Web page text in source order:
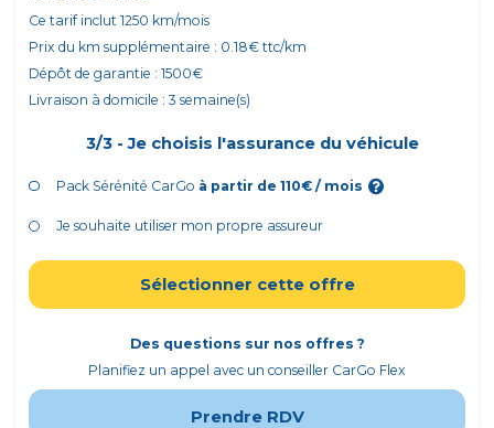
Ce tarif inclut1250 km/mois
Prix du km supplémentaire : 0.18€ ttc/km
Dépôt de garantie :1500€
Livraison à domicile :3 semaine(s)
3/3 - Je choisis l'assurance du véhicule
Pack Sérénité CarGo à partir de 110€ / mois
Je souhaite utiliser mon propre assureur
Sélectionner cette offre
Des questions sur nos offres ?
Planifiez un appel avec un conseiller CarGo Flex
Prendre RDV